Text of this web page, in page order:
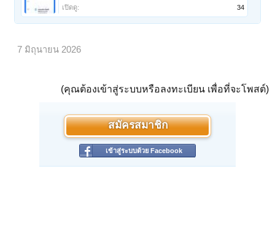
เปิดดู:
34
7 มิถุนายน 2026
(คุณต้องเข้าสู่ระบบหรือลงทะเบียน เพื่อที่จะโพสต์)
สมัครสมาชิก
เข้าสู่ระบบด้วย Facebook